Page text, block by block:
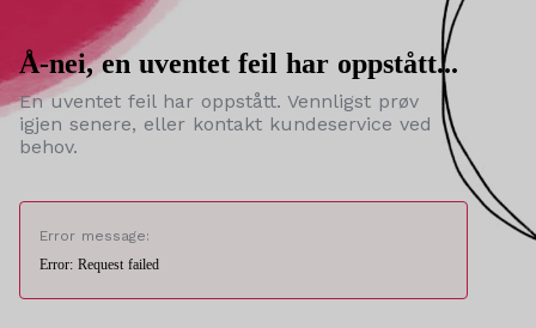
Å-nei, en uventet feil har oppstått...
En uventet feil har oppstått. Vennligst prøv
igjen senere, eller kontakt kundeservice ved
behov.
Error message:
Error: Request failed